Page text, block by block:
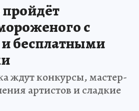
с
бесплатными
ждут конкурсы, мастер-
артистов и сладкие